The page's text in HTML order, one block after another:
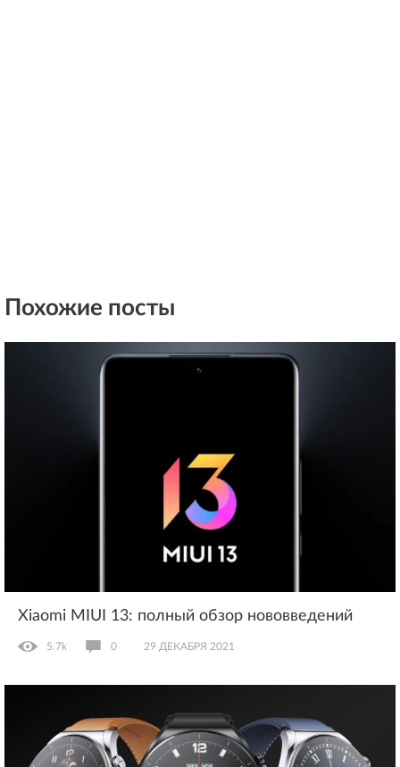
Похожие посты
Xiaomi MIUI 13: полный обзор нововведений
5.7k 0 29 ДЕКАБРЯ 2021